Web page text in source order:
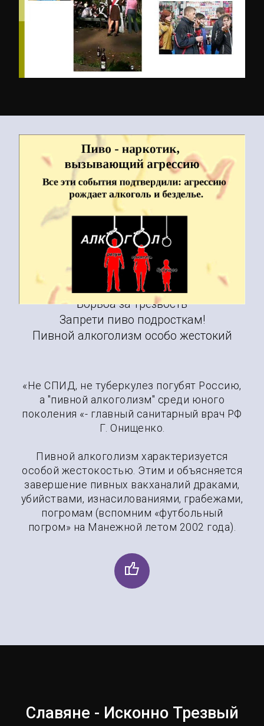
Агрессию рождает Алкоголь
содержащийся в Пиве!
02
Борьба за трезвость
Запрети пиво подросткам!
Пивной алкоголизм особо жестокий
«Не СПИД, не туберкулез погубят Россию,
а "пивной алкоголизм" среди юного
поколения «- главный санитарный врач РФ
Г. Онищенко.
Пивной алкоголизм характеризуется
особой жестокостью. Этим и объясняется
завершение пивных вакханалий драками,
убийствами, изнасилованиями, грабежами,
погромам (вспомним «футбольный
погром» на Манежной летом 2002 года).
Славяне - Исконно Трезвый